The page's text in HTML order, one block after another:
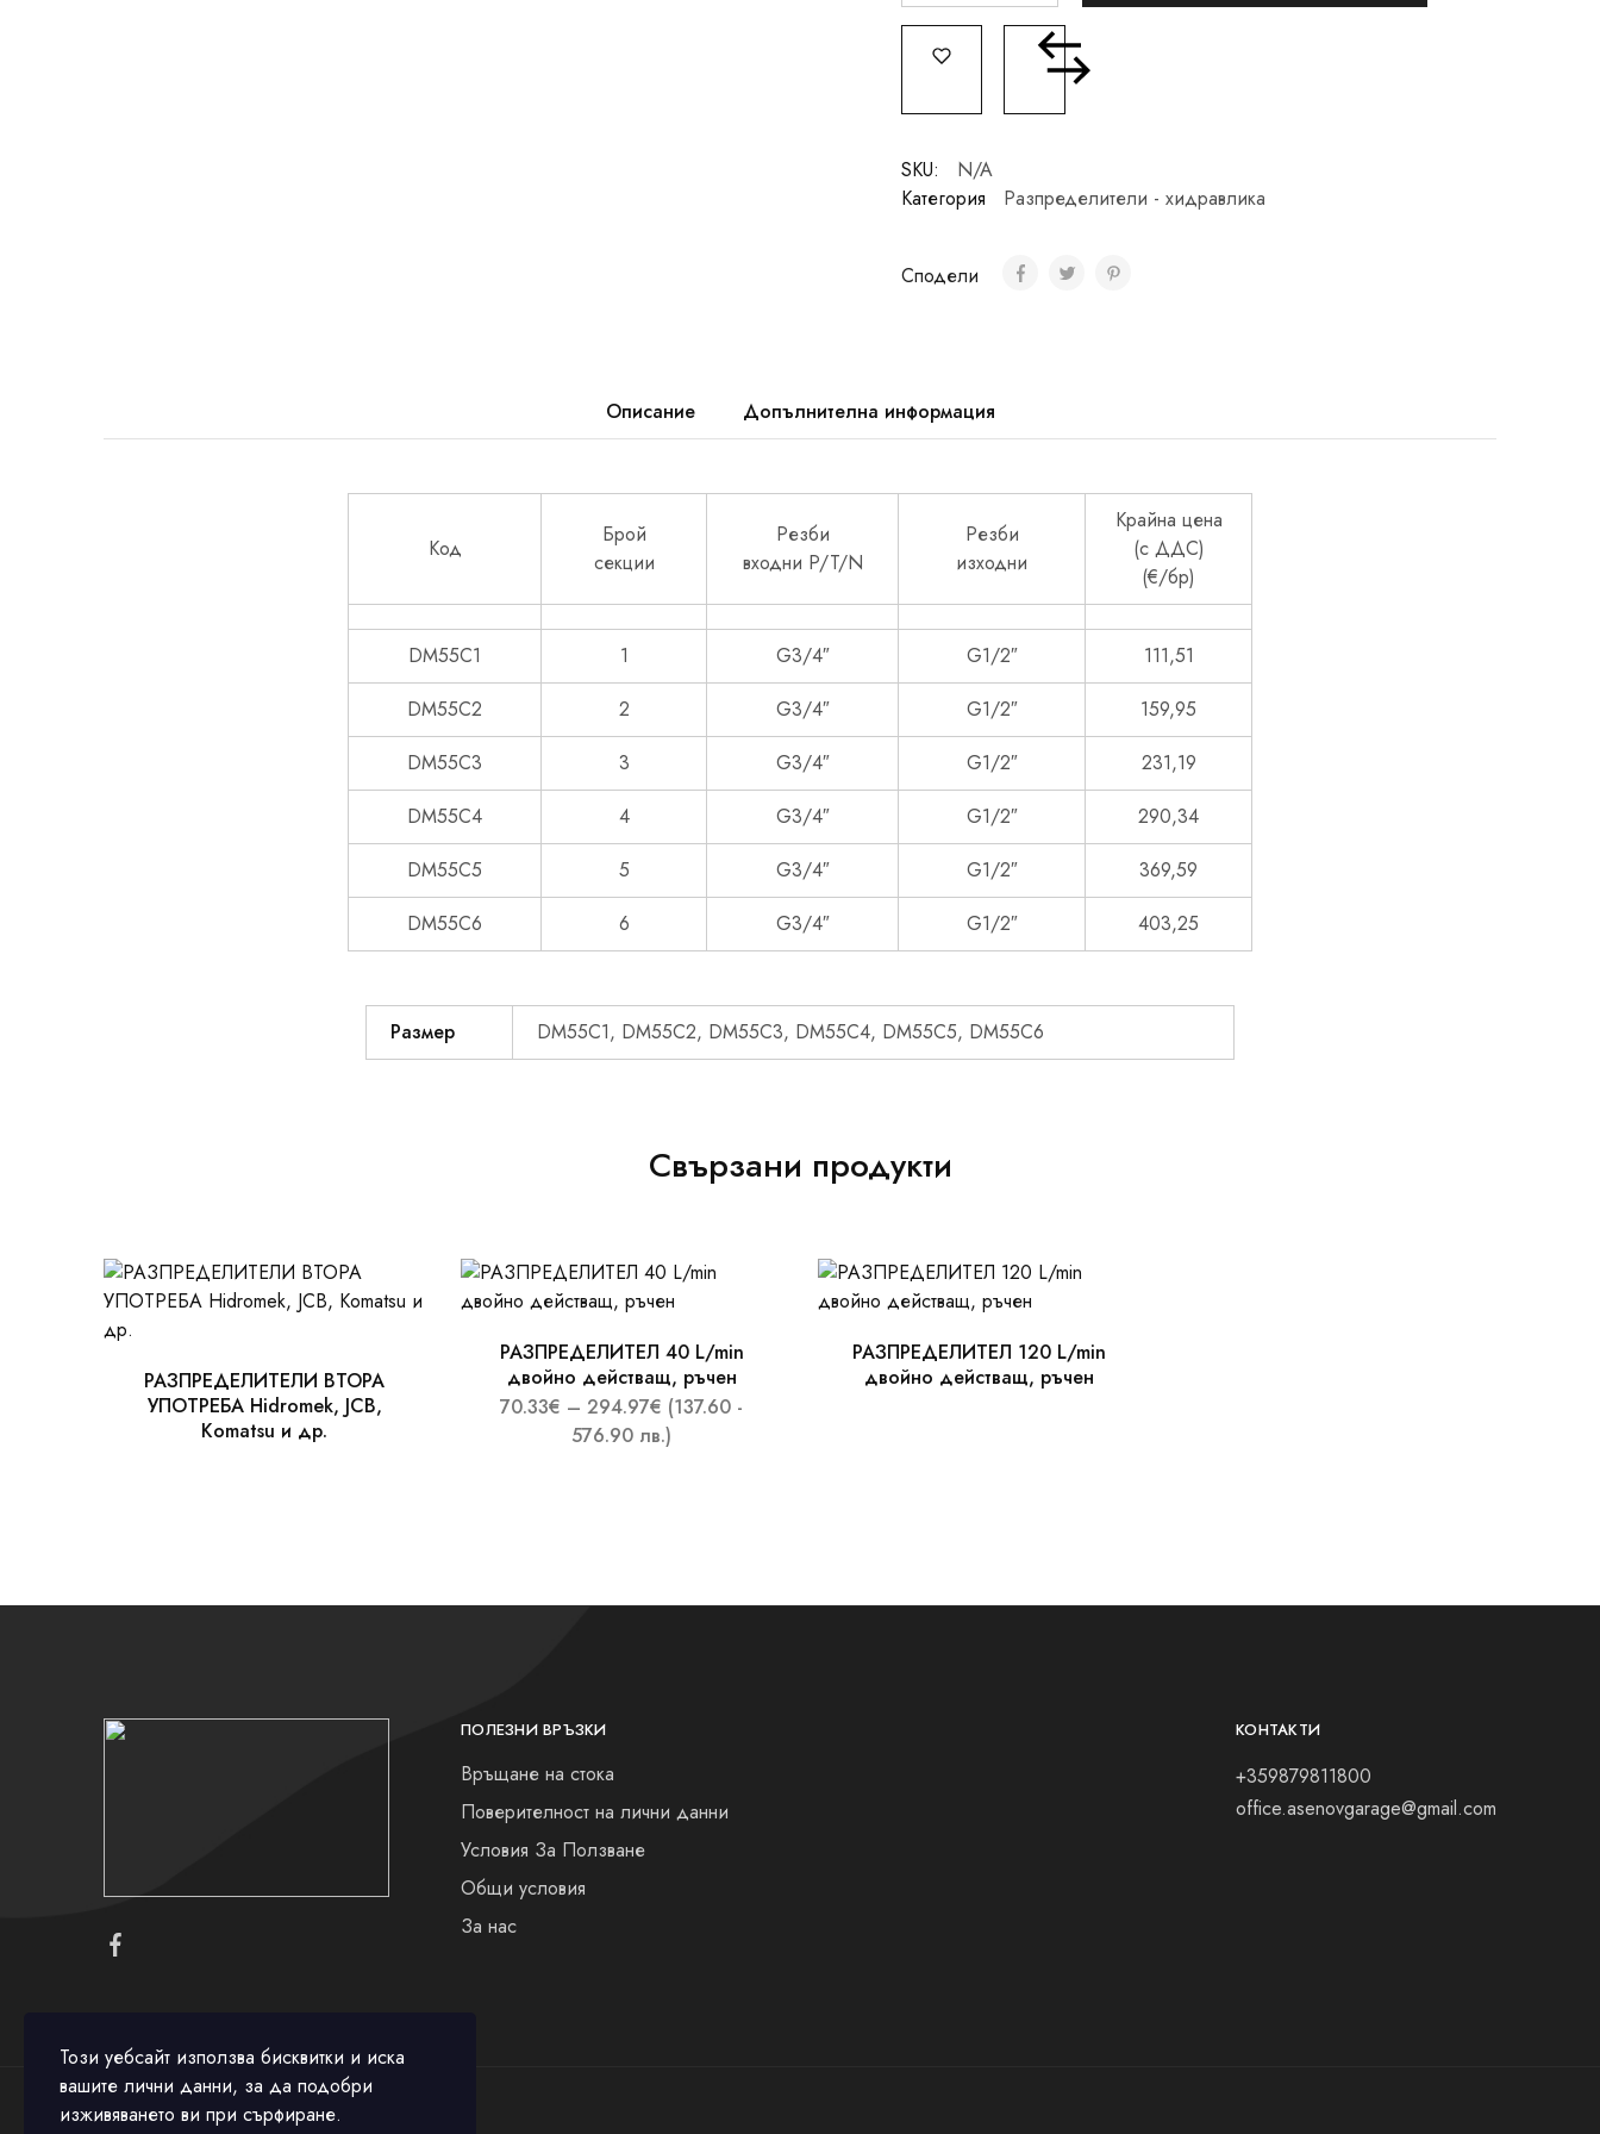
Маркучи за бензиностанции
Маркучи за бетон-помпи
Маркучи мултифункционални
Маркучи полиуретанови/въздуховоди
ПНЕВМАТИКА – шлаухи и адаптери
SKU:
N/A
Категория
Разпределители - хидравлика
Сподели
Описание Допълнителна информация
Код
Брой
секции
Резби
входни P/T/N
Резби
изходни
Крайна цена
(с ДДС)
(€/бр)
DM55C1 1 G3/4″ G1/2″
111,51
DM55C2
2 G3/4″ G1/2″
159,95
DM55C3
3 G3/4″ G1/2″
231,19
DM55C4
4 G3/4″ G1/2″
290,34
DM55C5
5 G3/4″ G1/2″
369,59
DM55C6
6 G3/4″ G1/2″ 403,25
Размер DM55C1, DM55C2, DM55C3, DM55C4, DM55C5, DM55C6
Свързани продукти
РАЗПРЕДЕЛИТЕЛИ ВТОРА
УПОТРЕБА Hidromek, JCB,
Komatsu и др.
РАЗПРЕДЕЛИТЕЛ 40 L/min
двойно действащ, ръчен
70.33€ – 294.97€ (137.60 -
576.90 лв.)
РАЗПРЕДЕЛИТЕЛ 120 L/min
двойно действащ, ръчен
ПОЛЕЗНИ ВРЪЗКИ
Връщане на стока
Поверителност на лични данни
Условия За Ползване
Общи условия
За нас
КОНТАКТИ
+359879811800
office.asenovgarage@gmail.com
© 2023 All rights reserved.
Този уебсайт използва бисквитки и иска
вашите лични данни, за да подобри
изживяването ви при сърфиране.